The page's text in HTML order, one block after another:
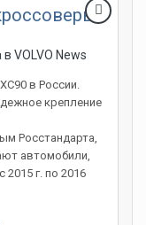
в VOLVO News
в России.
крепление
Росстандарта,
автомобили,
г. по 2016